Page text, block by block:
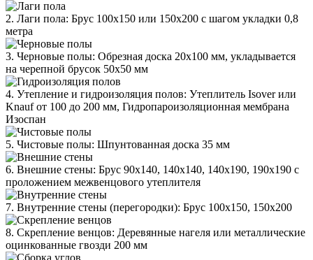
2. Лаги пола: Брус 100х150 или 150х200 с шагом укладки 0,8
метра
3. Черновые полы: Обрезная доска 20х100 мм, укладывается
на черепной брусок 50х50 мм
4. Утепление и гидроизоляция полов: Утеплитель Isover или
Knauf от 100 до 200 мм, Гидропароизоляционная мембрана
Изоспан
5. Чистовые полы: Шпунтованная доска 35 мм
6. Внешние стены: Брус 90х140, 140х140, 140х190, 190х190 с
проложением межвенцового утеплителя
7. Внутренние стены (перегородки): Брус 100х150, 150х200
8. Скрепление венцов: Деревянные нагеля или металлические
оцинкованные гвозди 200 мм